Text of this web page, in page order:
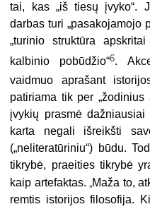
tai, kas „iš tiesų įvyko“.
darbas turi „pasakojamojo
„turinio struktūra
kalbinio pobūdžio“6.
vaidmuo aprašant
patiriama tik per „žodinius
įvykių prasmė
karta negali išreikšti
(„neliteratūriniu“) būdu.
tikrybė, praeities tikrybė
kaip artefaktas.„Maža to,
remtis istorijos filosofija.